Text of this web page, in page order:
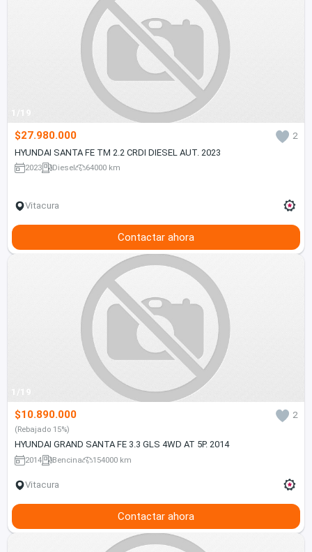
1/19
$27.980.000
2
HYUNDAI SANTA FE TM 2.2 CRDI DIESEL AUT. 2023
2023 Diesel 64000 km
Vitacura
Contactar ahora
1/19
$10.890.000 2
(Rebajado 15%)
HYUNDAI GRAND SANTA FE 3.3 GLS 4WD AT 5P. 2014
2014 Bencina 154000 km
Vitacura
Contactar ahora